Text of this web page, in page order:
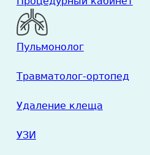
Пульмонолог
Травматолог-ортопед
Удаление клеща
УЗИ